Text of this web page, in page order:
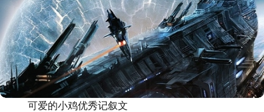
可爱的小鸡优秀记叙文